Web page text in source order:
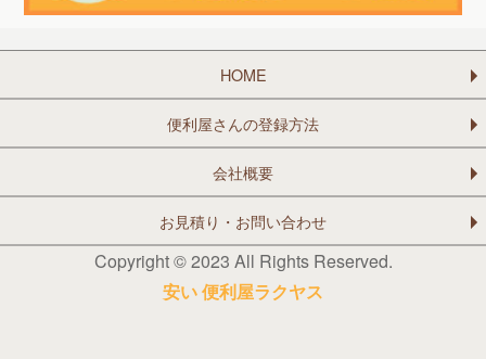
HOME
便利屋さんの登録方法
会社概要
お見積り・お問い合わせ
Copyright © 2023 All Rights Reserved.
安い 便利屋ラクヤス